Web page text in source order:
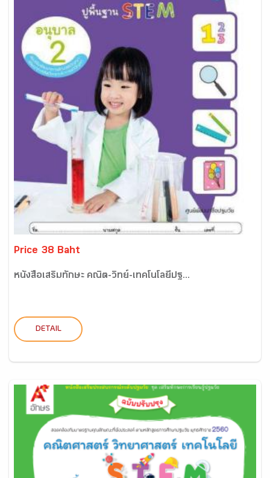
Price 38 Baht
หนังสือเสริมทักษะ คณิต-วิทย์-เทคโนโลยีปฐ...
DETAIL